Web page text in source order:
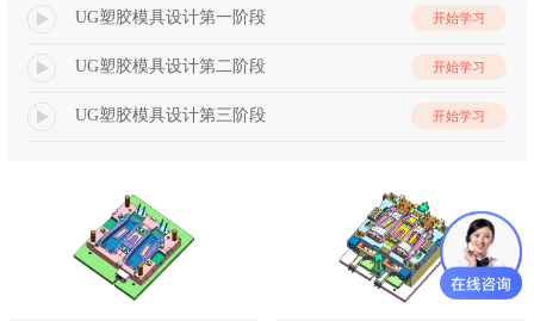
UG塑胶模具设计第一阶段 开始学习
UG塑胶模具设计第二阶段 开始学习
UG塑胶模具设计第三阶段 开始学习